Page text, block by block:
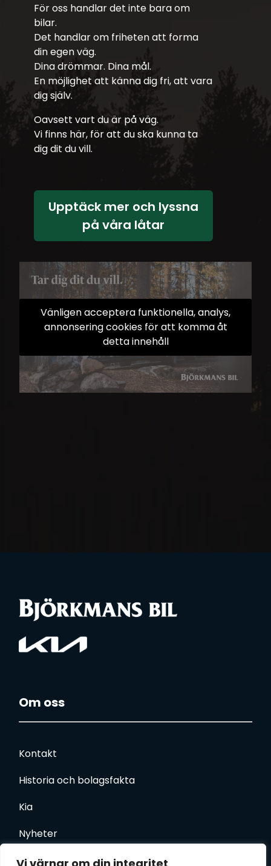
För oss handlar det inte bara om
bilar.
Det handlar om friheten att forma
din egen väg.
Dina drömmar. Dina mål.
En möjlighet att känna dig fri, att vara
dig själv.
Oavsett vart du är på väg.
Vi finns här, för att du ska kunna ta
dig dit du vill.
Upptäck mer och lyssna
på våra låtar
Vänligen acceptera funktionella, analys,
annonsering cookies för att komma åt
detta innehåll
Om oss
Kontakt
Historia och bolagsfakta
Kia
Nyheter
Inspiration